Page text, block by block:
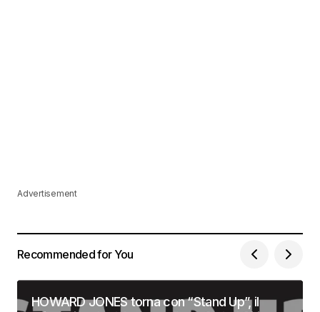
Advertisement
Recommended for You
HOWARD JONES torna con “Stand Up”, il